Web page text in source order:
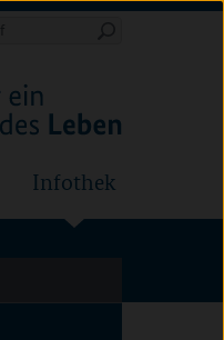
Infothek
Infothek